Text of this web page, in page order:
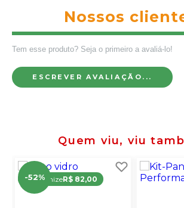
Nossos
Tem esse produto? Seja o primeiro a avaliá-lo!
ESCREVER AVALIAÇÃO...
Quem viu, viu
-52%
EconomizeR$ 82,00